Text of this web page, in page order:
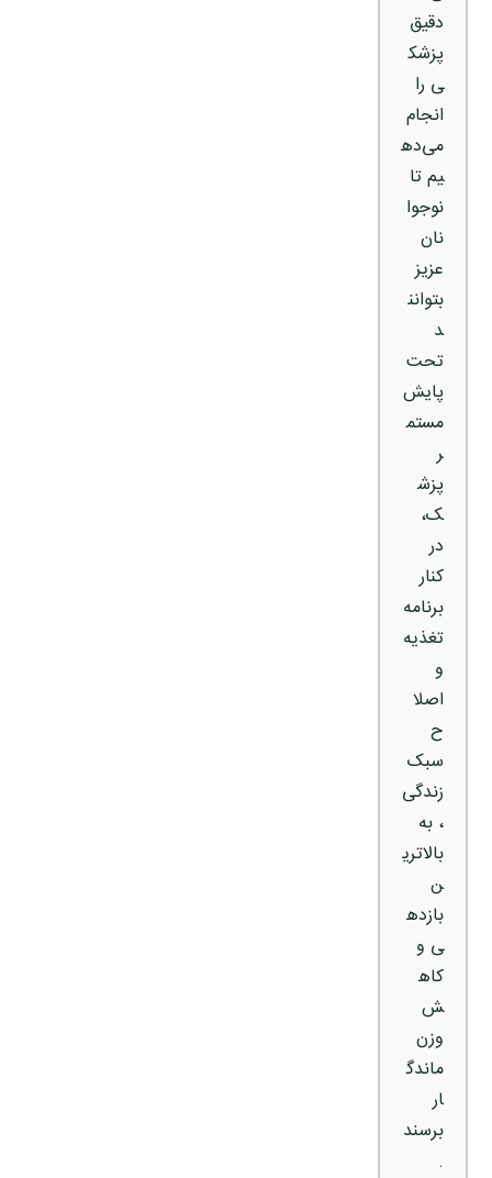
دقیق
پزشک
ی را
انجام
می‌ده
یم تا
نوجوا
نان
عزیز
بتوانن
د
تحت
پایش
مستم
ر
پزش
ک،
در
کنار
برنامه
تغذیه
و
اصلا
ح
سبک
زندگی
، به
بالاتری
ن
بازده
ی و
کاه
ش
وزن
ماندگ
ار
برسند
.